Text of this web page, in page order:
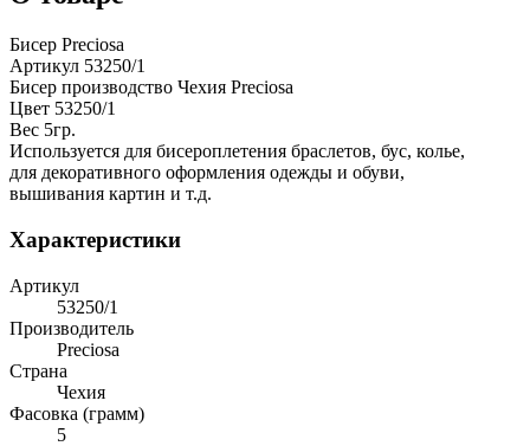
Бисер Preciosa
Артикул 53250/1
Бисер производство Чехия Preciosa
Цвет 53250/1
Вес 5гр.
Используется для бисероплетения браслетов, бус, колье,
для декоративного оформления одежды и обуви,
вышивания картин и т.д.
Характеристики
Артикул
53250/1
Производитель
Preciosa
Страна
Чехия
Фасовка (грамм)
5